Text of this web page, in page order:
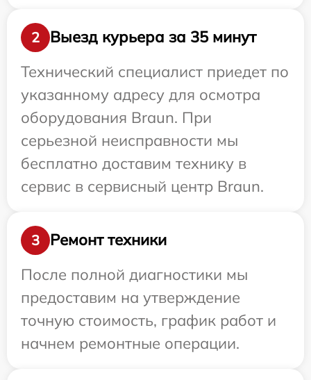
2
Выезд курьера за 35 минут
Технический специалист приедет по
указанному адресу для осмотра
оборудования Braun. При
серьезной неисправности мы
бесплатно доставим технику в
сервис в сервисный центр Braun.
3
Ремонт техники
После полной диагностики мы
предоставим на утверждение
точную стоимость, график работ и
начнем ремонтные операции.